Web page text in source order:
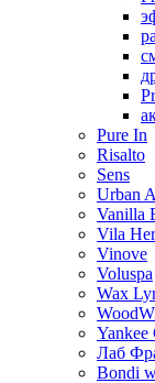
Pure In
Risalto
Sens
Urban
Vanilla
Vila
Vinove
Voluspa
Wax
Yankee
Лаб
Bondi